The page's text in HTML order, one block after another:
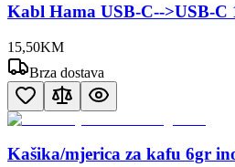
Kabl Hama USB-C-->USB-C
15,50KM
Brza dostava
Kašika/mjerica za kafu 6gr